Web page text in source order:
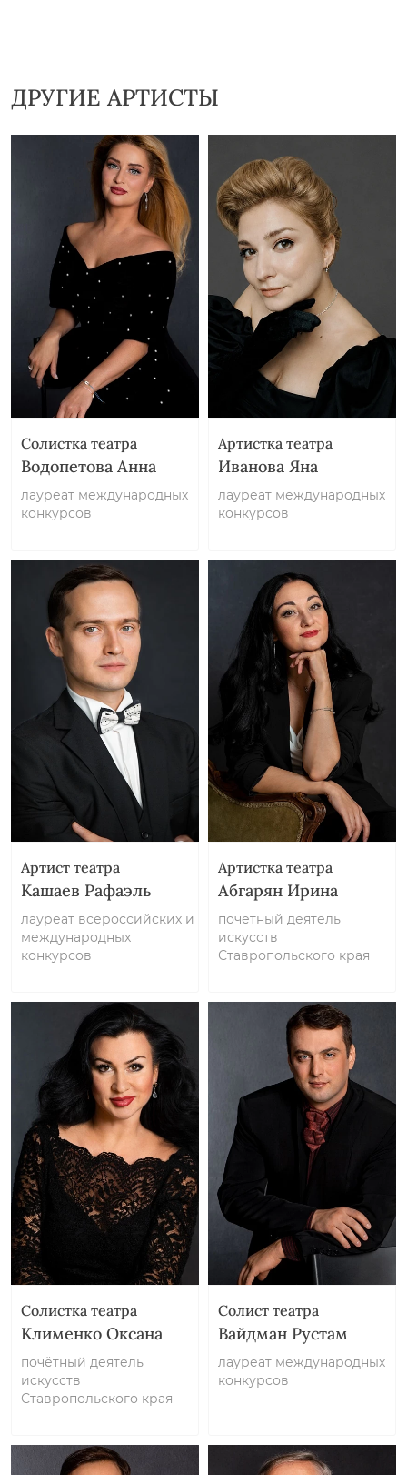
ДРУГИЕ АРТИСТЫ
Солистка театра
Водопетова Анна
лауреат международных
конкурсов
Артистка театра
Иванова Яна
лауреат международных
конкурсов
Артист театра
Кашаев Рафаэль
лауреат всероссийских и
международных
конкурсов
Артистка театра
Абгарян Ирина
почётный деятель
искусств
Ставропольского края
Солистка театра
Клименко Оксана
почётный деятель
искусств
Ставропольского края
Солист театра
Вайдман Рустам
лауреат международных
конкурсов